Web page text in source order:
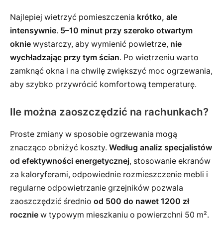
Najlepiej wietrzyć pomieszczenia krótko, ale
intensywnie. 5–10 minut przy szeroko otwartym
oknie wystarczy, aby wymienić powietrze, nie
wychładzając przy tym ścian. Po wietrzeniu warto
zamknąć okna i na chwilę zwiększyć moc ogrzewania,
aby szybko przywrócić komfortową temperaturę.
Ile można zaoszczędzić na rachunkach?
Proste zmiany w sposobie ogrzewania mogą
znacząco obniżyć koszty. Według analiz specjalistów
od efektywności energetycznej, stosowanie ekranów
za kaloryferami, odpowiednie rozmieszczenie mebli i
regularne odpowietrzanie grzejników pozwala
zaoszczędzić średnio od 500 do nawet 1200 zł
rocznie w typowym mieszkaniu o powierzchni 50 m².